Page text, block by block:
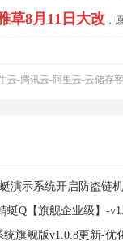
草8月11日大改 ，
-腾讯云-阿里云-云储存客户端上传与服